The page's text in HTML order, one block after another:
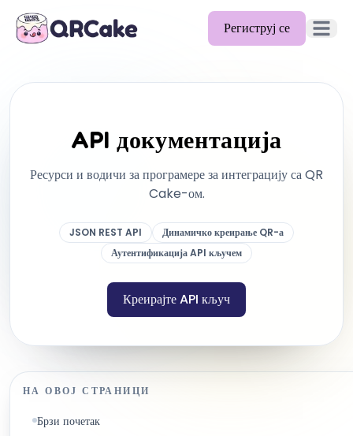
Региструј се Отвори
Документација
Помоћ
API документација
Ресурси и водичи за програмере за интеграцију са QR
Cake-ом.
JSON REST API
Динамичко креирање QR-а
Аутентификација API кључем
Креирајте API кључ
НА ОВОЈ СТРАНИЦИ
Брзи почетак